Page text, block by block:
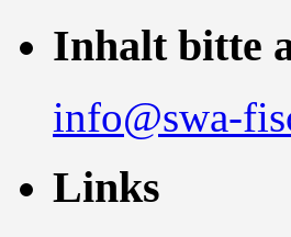
Inhalt bitte
info@swa-
Links